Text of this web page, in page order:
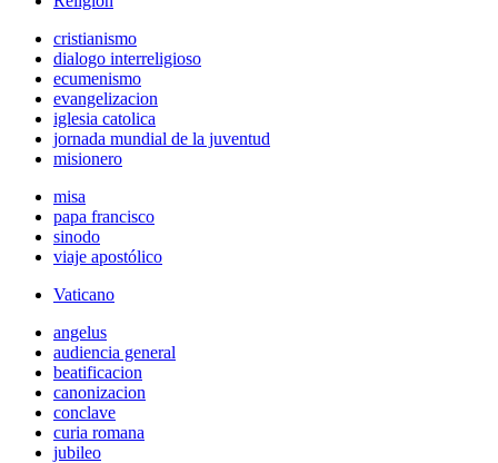
cristianismo
dialogo interreligioso
ecumenismo
evangelizacion
iglesia catolica
jornada mundial de la juventud
misionero
misa
papa francisco
sinodo
viaje apostólico
Vaticano
angelus
audiencia general
beatificacion
canonizacion
conclave
curia romana
jubileo